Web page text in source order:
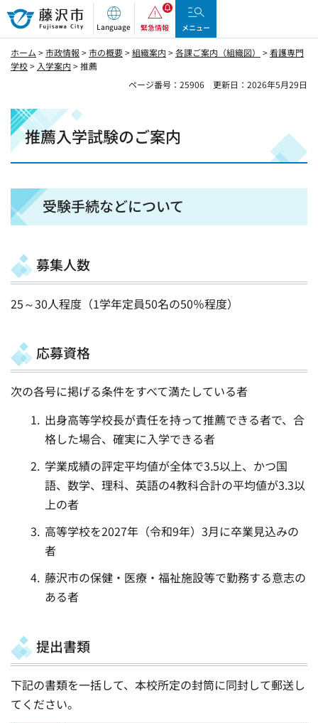
藤沢市
Language 緊急情報 メニュー
ホーム >市政情報 >市の概要>組織案内 >各課ご案内（組織図） >看護専門
学校> 入学案内 > 推薦
ページ番号：25906
更新日：2026年5月29日
推薦入学試験のご案内
受験手続などについて
募集人数
25～30人程度（1学年定員50名の50％程度）
応募資格
次の各号に掲げる条件をすべて満たしている者
出身高等学校長が責任を持って推薦できる者で、合
格した場合、確実に入学できる者
学業成績の評定平均値が全体で3.5以上、かつ国
語、数学、理科、英語の4教科合計の平均値が3.3以
上の者
高等学校を2027年（令和9年）3月に卒業見込みの
者
藤沢市の保健・医療・福祉施設等で勤務する意志の
ある者
提出書類
下記の書類を一括して、本校所定の封筒に同封して郵送し
てください。